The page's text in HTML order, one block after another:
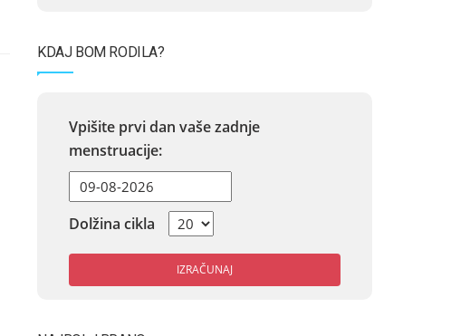
KDAJ BOM RODILA?
Vpišite prvi dan vaše zadnje
menstruacije:
Dolžina cikla
IZRAČUNAJ